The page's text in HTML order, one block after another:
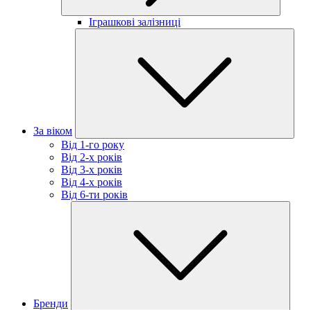
Іграшкові залізниці
За віком
Від 1-го року
Від 2-х років
Від 3-х років
Від 4-х років
Від 6-ти років
Бренди